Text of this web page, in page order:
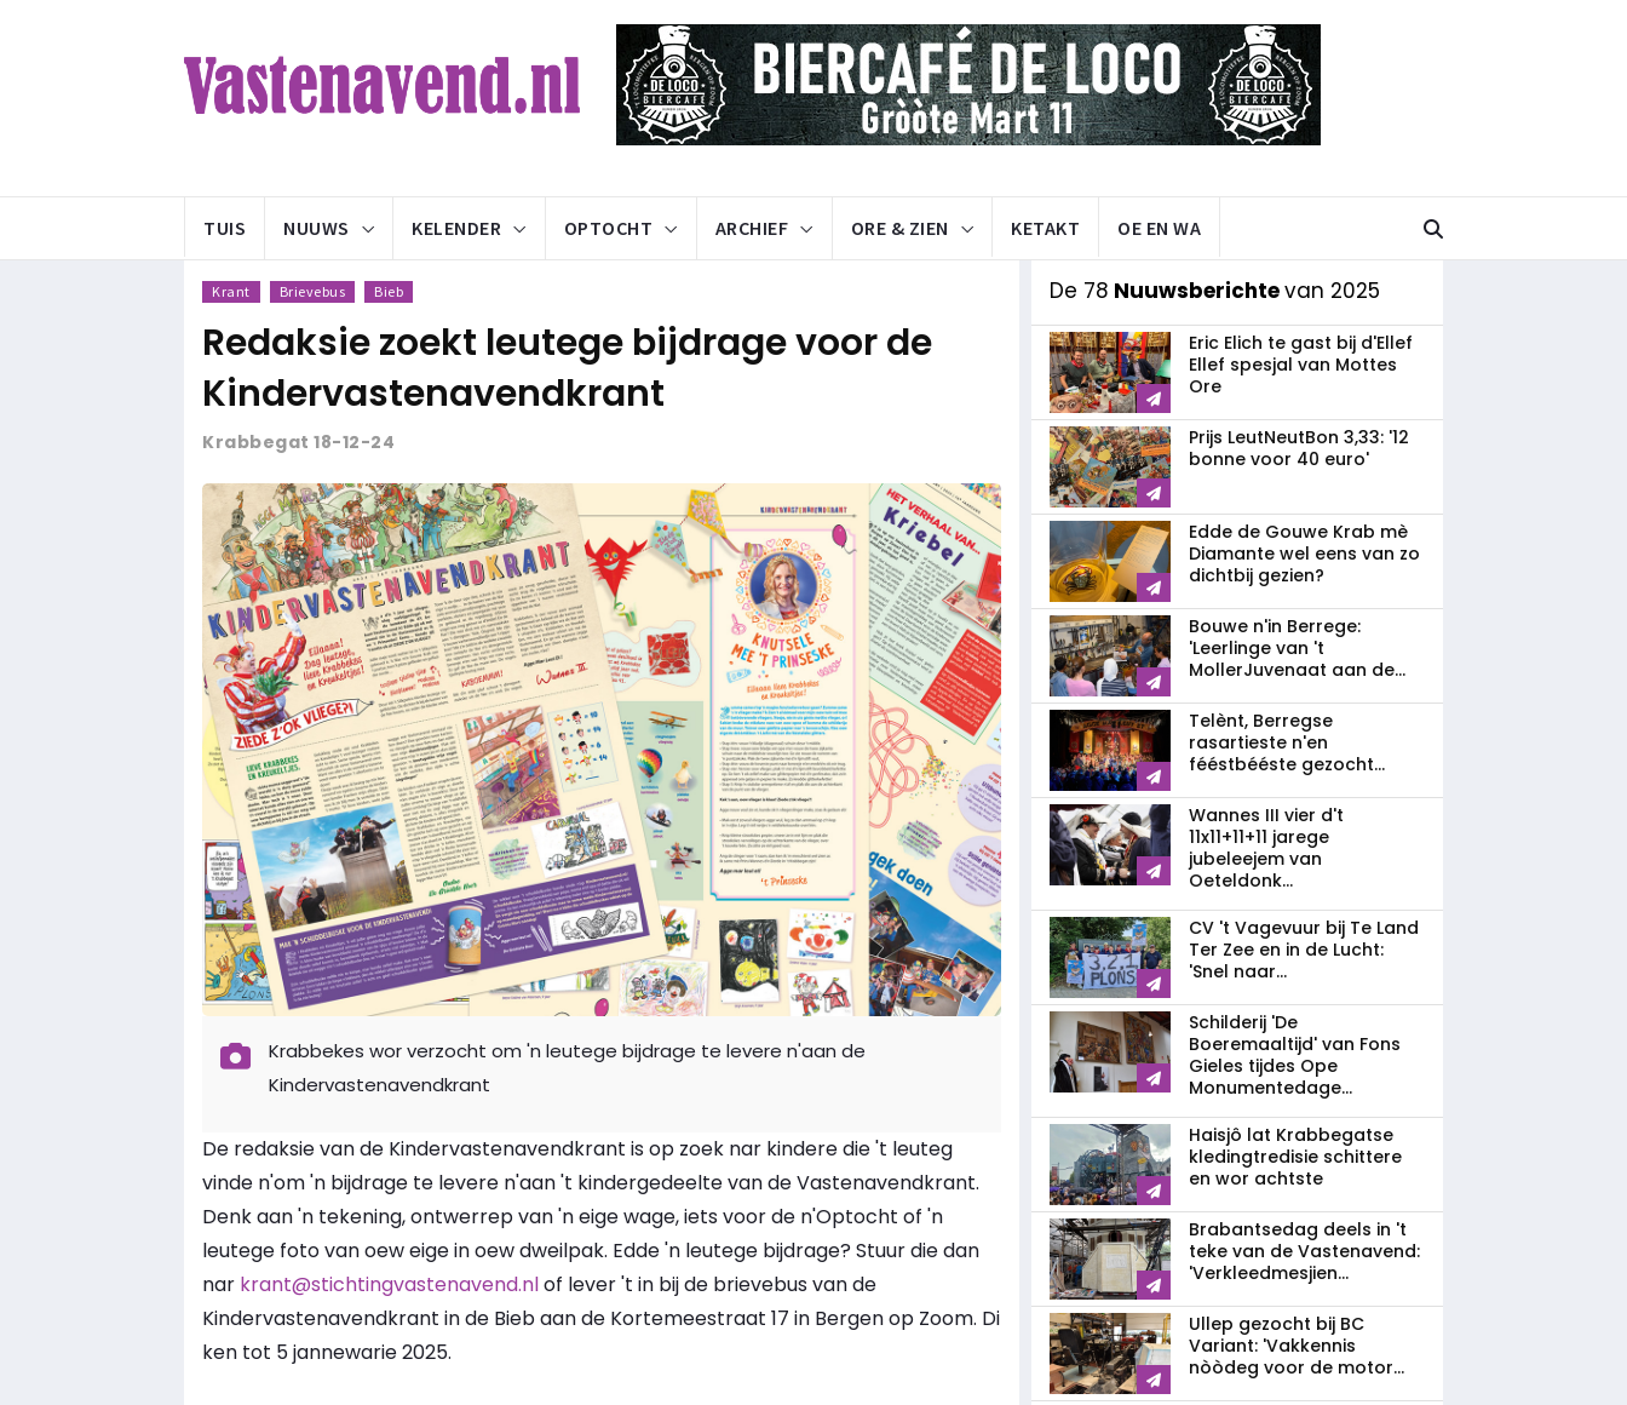
TUIS NUUWS KELENDER OPTOCHT ARCHIEF ORE & ZIEN KETAKT OE EN WA
Krant Brievebus Bieb
Redaksie zoekt leutege bijdrage voor de
Kindervastenavendkrant
Krabbegat 18-12-24
Krabbekes wor verzocht om 'n leutege bijdrage te levere n'aan de
Kindervastenavendkrant
De redaksie van de Kindervastenavendkrant is op zoek nar kindere die 't leuteg
vinde n'om 'n bijdrage te levere n'aan 't kindergedeelte van de Vastenavendkrant.
Denk aan 'n tekening, ontwerrep van 'n eige wage, iets voor de n'Optocht of 'n
leutege foto van oew eige in oew dweilpak. Edde 'n leutege bijdrage? Stuur die dan
nar krant@stichtingvastenavend.nlof lever 't in bij de brievebus van de
Kindervastenavendkrant in de Bieb aan de Kortemeestraat 17 in Bergen op Zoom. Di
ken tot 5 jannewarie 2025.
De 78 Nuuwsberichtevan 2025
Eric Elich te gast bij d'Ellef
Ellef spesjal van Mottes
Ore
Prijs LeutNeutBon 3,33: '12
bonne voor 40 euro'
Edde de Gouwe Krab mè
Diamante wel eens van zo
dichtbij gezien?
Bouwe n'in Berrege:
'Leerlinge van 't
MollerJuvenaat aan de...
Telènt, Berregse
rasartieste n'en
fééstbééste gezocht...
Wannes III vier d't
11x11+11+11 jarege
jubeleejem van
Oeteldonk...
CV 't Vagevuur bij Te Land
Ter Zee en in de Lucht:
'Snel naar...
Schilderij 'De
Boeremaaltijd' van Fons
Gieles tijdes Ope
Monumentedage...
Haisjô lat Krabbegatse
kledingtredisie schittere
en wor achtste
Brabantsedag deels in 't
teke van de Vastenavend:
'Verkleedmesjien...
Ullep gezocht bij BC
Variant: 'Vakkennis
nòòdeg voor de motor...